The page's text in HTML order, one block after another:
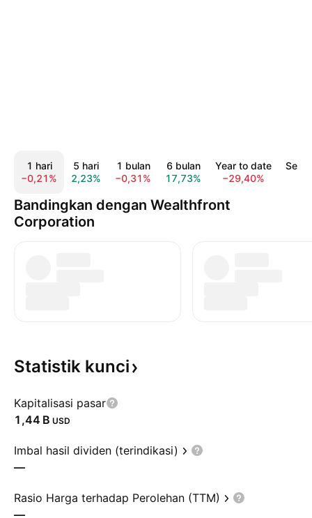
1 hari
−0,21%
5 hari
2,23%
1 bulan
−0,31%
6 bulan
17,73%
Year to date
−29,40%
Bandingkan dengan Wealthfront
Corporation
Statistik kunci
Kapitalisasi pasar
‪1,44 B‬ USD
Imbal hasil dividen (terindikasi)
—
Rasio Harga terhadap Perolehan (TTM)
—